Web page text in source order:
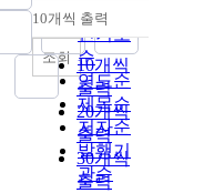
순
인기도
순
연도순
제목순
저자순
발행기
관순
내림차순
10개씩 출력
10개씩
출력
20개씩
출력
30개씩
출력
조회